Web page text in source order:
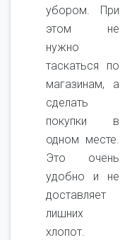
убором. При
этом не
нужно
таскаться по
магазинам, а
сделать
покупки в
одном месте.
Это очень
удобно и не
доставляет
лишних
хлопот.